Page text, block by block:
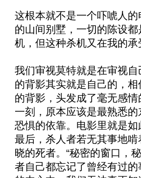
这根本就不是一个吓唬人
的山间别墅，一切的陈设
机，但这种杀机又在我的
我们审视莫特就是在审视
的背影其实就是自己的，
的背影，头发成了毫无感
一刻，原本应该是最熟悉
恐惧的依靠。电影里就是
最后，杀人者若无其事地
晓的死者。“秘密的窗口，
者自己都忘记了曾经有过